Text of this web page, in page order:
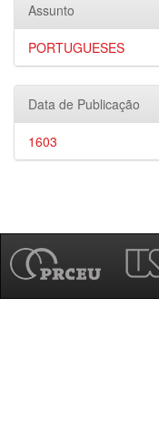
Assunto
PORTUGUESES
Data de Publicação
1603